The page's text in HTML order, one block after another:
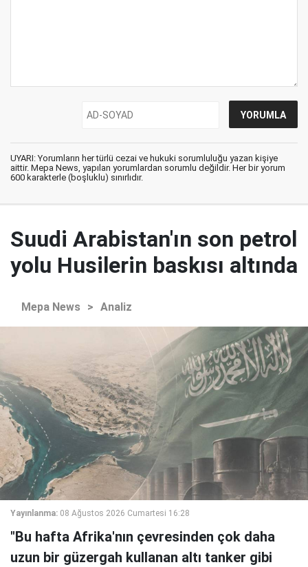
UYARI: Yorumların her türlü cezai ve hukuki sorumluluğu yazan kişiye
aittir. Mepa News, yapılan yorumlardan sorumlu değildir. Her bir yorum
600 karakterle (boşluklu) sınırlıdır.
Suudi Arabistan'ın son petrol
yolu Husilerin baskısı altında
Mepa News > Analiz
Yayınlanma: 08 Ağustos 2026 Cumartesi 16:28
"Bu hafta Afrika'nın çevresinden çok daha
uzun bir güzergah kullanan altı tanker gibi